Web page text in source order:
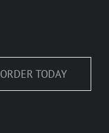
ORDER TODAY